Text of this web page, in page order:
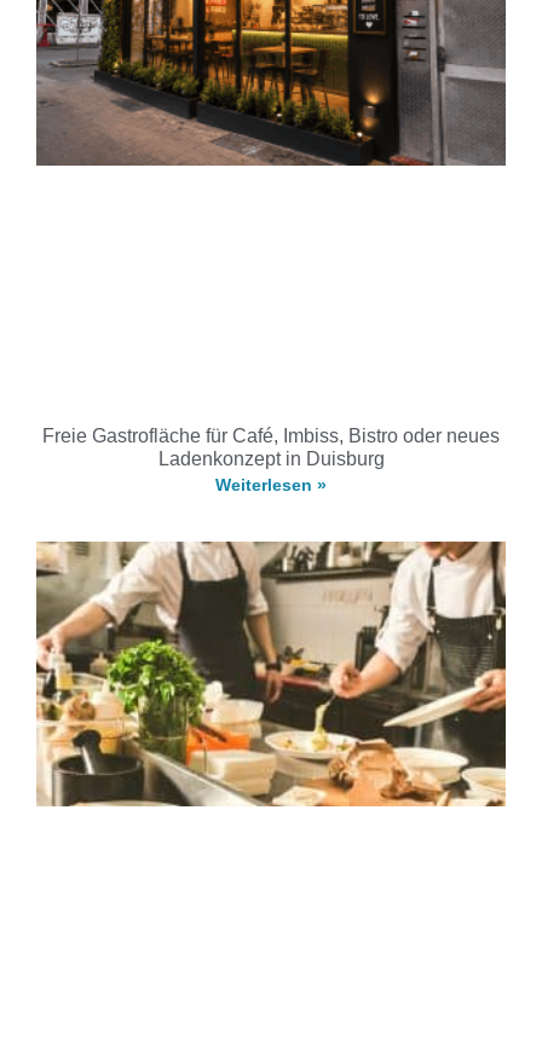
Freie Gastrofläche für Café, Imbiss, Bistro oder neues
Ladenkonzept in Duisburg
Weiterlesen »